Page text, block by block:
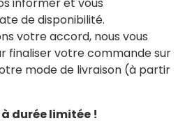
de disponibilité.
votre accord, nous vous
finaliser votre commande sur
mode de livraison (à partir
durée limitée !